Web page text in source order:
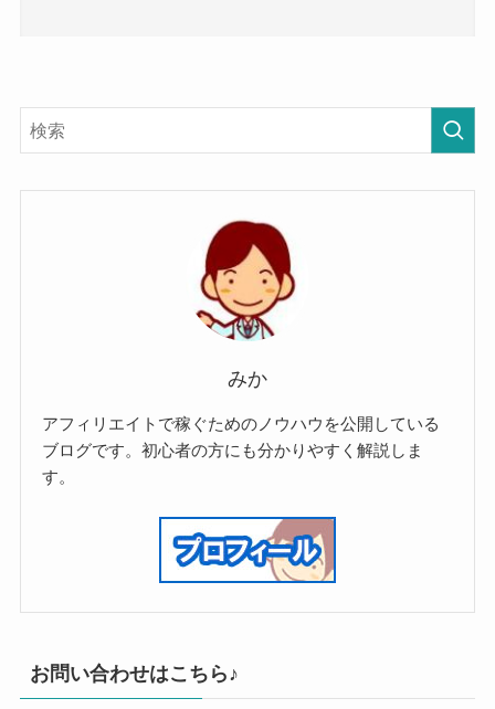
みか
アフィリエイトで稼ぐためのノウハウを公開している
ブログです。初心者の方にも分かりやすく解説しま
す。
お問い合わせはこちら♪